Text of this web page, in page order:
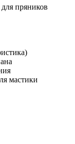
пряников
мастики